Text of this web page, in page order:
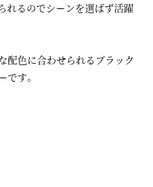
れるのでシーンを選ばず活躍
配色に合わせられるブラック
す。